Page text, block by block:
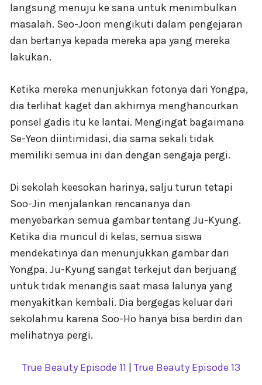
langsung menuju ke sana untuk menimbulkan
masalah. Seo-Joon mengikuti dalam pengejaran
dan bertanya kepada mereka apa yang mereka
lakukan.
Ketika mereka menunjukkan fotonya dari Yongpa,
dia terlihat kaget dan akhirnya menghancurkan
ponsel gadis itu ke lantai. Mengingat bagaimana
Se-Yeon diintimidasi, dia sama sekali tidak
memiliki semua ini dan dengan sengaja pergi.
Di sekolah keesokan harinya, salju turun tetapi
Soo-Jin menjalankan rencananya dan
menyebarkan semua gambar tentang Ju-Kyung.
Ketika dia muncul di kelas, semua siswa
mendekatinya dan menunjukkan gambar dari
Yongpa. Ju-Kyung sangat terkejut dan berjuang
untuk tidak menangis saat masa lalunya yang
menyakitkan kembali. Dia bergegas keluar dari
sekolahmu karena Soo-Ho hanya bisa berdiri dan
melihatnya pergi.
True Beauty Episode 11 True Beauty Episode 13